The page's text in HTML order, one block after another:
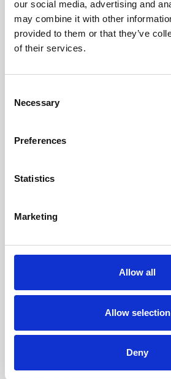
our social media, advertising and
may combine it with other
provided to them or that they’ve
of their services.
Selection
Necessary
Preferences
Statistics
Marketing
Allow all
Allow selection
Deny
recuperan
un entorno seguro de
daños ni
EMBALADO
FORMA
Cada pieza individual
empaqueta de forma